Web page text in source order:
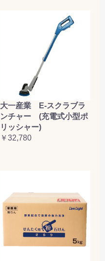
大一産業 E-スクラブラ
ンチャー (充電式小型ポ
リッシャー)
￥32,780